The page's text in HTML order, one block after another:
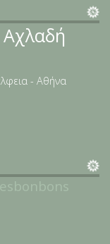
Αχλαδή
- Αθήνα